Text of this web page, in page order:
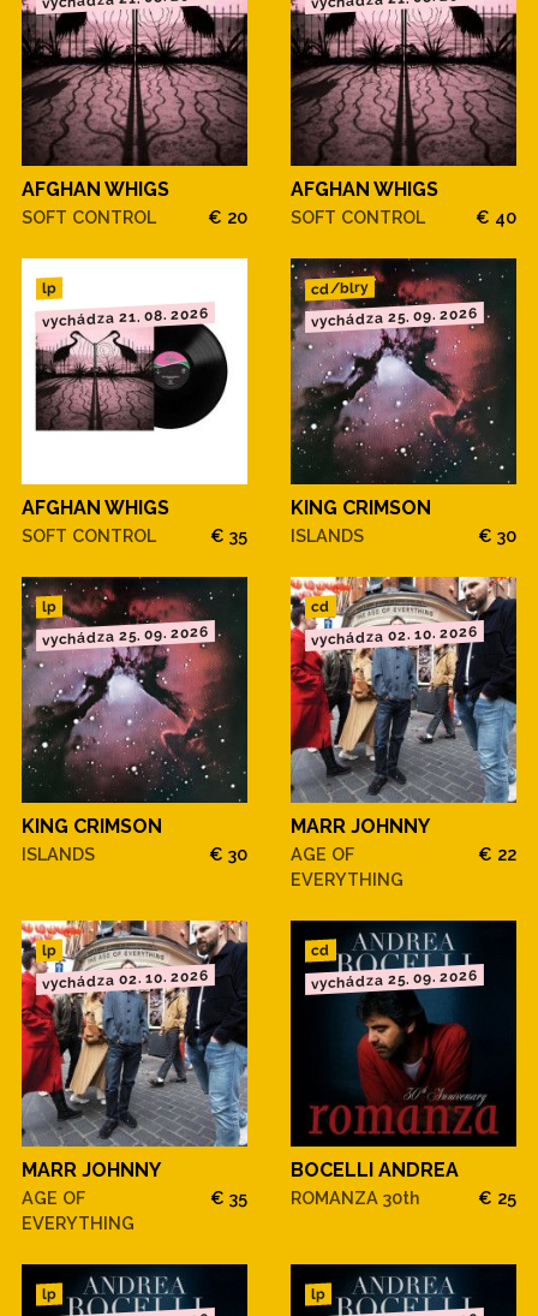
AFGHAN WHIGS
SOFT CONTROL € 20
AFGHAN WHIGS
SOFT CONTROL € 40
lp
vychádza 21. 08. 2026
AFGHAN WHIGS
SOFT CONTROL € 35
cd/blry
vychádza 25. 09. 2026
KING CRIMSON
ISLANDS € 30
lp
vychádza 25. 09. 2026
KING CRIMSON
ISLANDS € 30
cd
vychádza 02. 10. 2026
MARR JOHNNY
AGE OF
EVERYTHING
€ 22
lp
vychádza 02. 10. 2026
MARR JOHNNY
AGE OF
EVERYTHING
€ 35
cd
vychádza 25. 09. 2026
BOCELLI ANDREA
ROMANZA 30th € 25
lp lp